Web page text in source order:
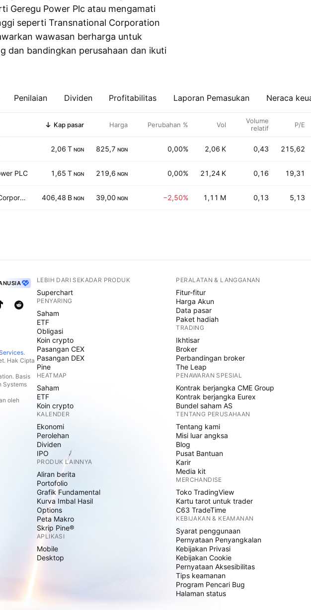
Geregu Power Plc atau mengamati
seperti Transnational Corporation
wawasan berharga untuk
dan bandingkan perusahaan dan ikuti
Penilaian Dividen Profitabilitas Laporan Pemasukan Neraca
Kap pasar Harga Perubahan % Vol
Volume
relatif
P/E
2,06 T NGN 825,7 NGN 0,00% 2,06 K 0,43 215,62
PLC 1,65 T NGN 219,6 NGN 0,00% 21,24 K 0,16 19,31
Transnational Corporation of Nigeria PLC 406,48 B NGN 39,00 NGN −2,50% 1,11 M 0,13 5,13
.
Hak Cipta
Basis
Systems
oleh
LEBIH DARI SEKADAR PRODUK
Superchart
PENYARING
Saham
ETF
Obligasi
Koin crypto
Pasangan CEX
Pasangan DEX
Pine
HEATMAP
Saham
ETF
Koin crypto
KALENDER
Ekonomi
Perolehan
Dividen
IPO
PRODUK LAINNYA
Aliran berita
Portofolio
Grafik Fundamental
Kurva Imbal Hasil
Options
Peta Makro
Skrip Pine®
APLIKASI
Mobile
Desktop
PERALATAN & LANGGANAN
Fitur-fitur
Harga Akun
Data pasar
Paket hadiah
TRADING
Ikhtisar
Broker
Perbandingan broker
The Leap
PENAWARAN SPESIAL
Kontrak berjangka CME Group
Kontrak berjangka Eurex
Bundel saham AS
TENTANG PERUSAHAAN
Tentang kami
Misi luar angksa
Blog
Pusat Bantuan
Karir
Media kit
MERCHANDISE
Toko TradingView
Kartu tarot untuk trader
C63 TradeTime
KEBIJAKAN & KEAMANAN
Syarat penggunaan
Pernyataan Penyangkalan
Kebijakan Privasi
Kebijakan Cookie
Pernyataan Aksesibilitas
Tips keamanan
Program Pencari Bug
Halaman status